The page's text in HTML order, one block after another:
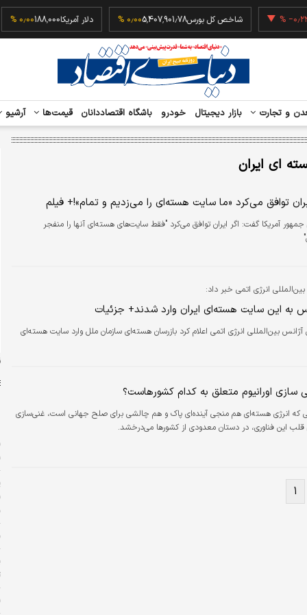
‎−۰٫۲۳ % شاخص کل بورس5,407,901.78۰٫۰۰ % دلار آمریکا188,000۰٫۰۰ %
و تجارت بازار دیجیتال خودرو باشگاه اقتصاددانان قیمت‌ها آرشیو
ای ایران
توافق می‌کرد «ما سایت هسته‌ای را می‌زدیم و تمام»!+ فیلم
آمریکا گفت: اگر ایران توافق می‌کرد "فقط سایت‌های هسته‌ای آنها را منفجر
انرژی اتمی خبر داد:
به این سایت هسته‌ای ایران وارد شدند+ جزئیات
آژانس بین‌المللی انرژی اتمی اعلام کرد بازرسان هسته‌ای سازمان ملل وارد سایت هسته‌ای
سازی اورانیوم متعلق به کدام کشورهاست؟
که انرژی هسته‌ای هم منجی آینده‌ای پاک و هم چالشی برای صلح جهانی است، غنی‌سازی
قلب این فناوری، در دستان معدودی از کشورها می‌درخشد.
۱